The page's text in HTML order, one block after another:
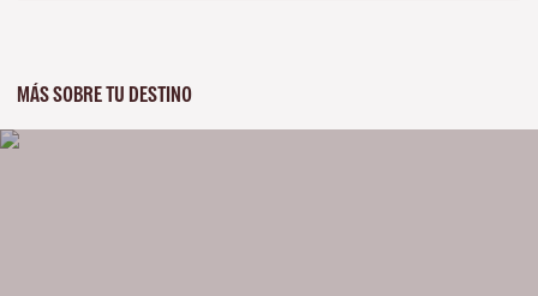
MÁS SOBRE TU DESTINO